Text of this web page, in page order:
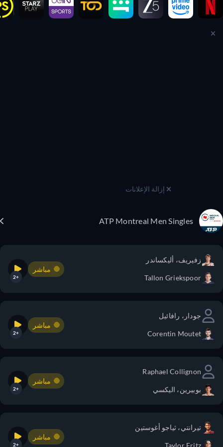
إزالة الإعلانات
ATP Montreal Men Singles
زفيريف، أليكساندر
Tallon Griekspoor
مباشر
جودار، رافائيل
Corentin Moutet
مباشر
Raphael Collignon
بوبيرين، اليكسي
مباشر
تيرانتي، ثياجو أغوستين
Taylor Fritz
مباشر